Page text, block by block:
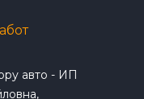
авто - ИП